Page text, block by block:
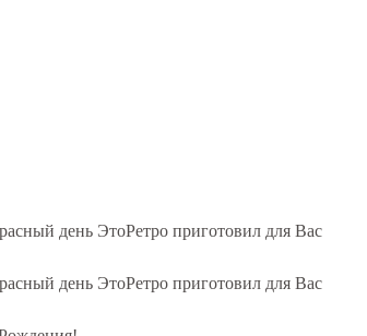
день ЭтоРетро приготовил для Вас
день ЭтоРетро приготовил для Вас